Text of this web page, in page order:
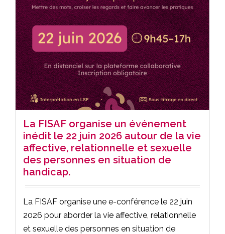
La FISAF organise un événement
inédit le 22 juin 2026 autour de la vie
affective, relationnelle et sexuelle
des personnes en situation de
handicap.
La FISAF organise une e-conférence le 22 juin
2026 pour aborder la vie affective, relationnelle
et sexuelle des personnes en situation de